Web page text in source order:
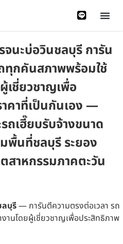
นะบ่อวินชลบุรี การัน
ทุกคันสภาพพร้อมใช้
เชี่ยวชาญเพื่อ
คาที่เป็นกันเอง —
ถเฮี๊ยบรับจ้างขนาด
พื้นที่ชลบุรี ระยอง
สาหกรรมภาคตะวัน
ลบุรี— การันตีความตรงต่อเวลา รถ
านโดยผู้เชี่ยวชาญเพื่อประสิทธิภาพ